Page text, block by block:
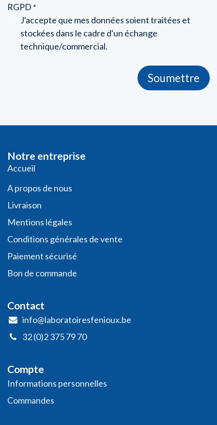
RGPD *
J'accepte que mes données soient traitées et
stockées dans le cadre d'un échange
technique/commercial.
Soumettre
Notre entreprise
​​​Acc​uei​l​
A propos de nous
Livraison
Mentions légales
Conditio​ns général​es de vente
Paiement sécurisé
Bon de commande
Contact
info@laboratoiresfenioux.be
32 (0)2 375 79 70
Compte
Informations personnelles
​Commandes